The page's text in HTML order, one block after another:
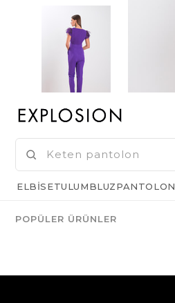
ELBISETULUMBLUZPANTOLON
POPÜLER ÜRÜNLER